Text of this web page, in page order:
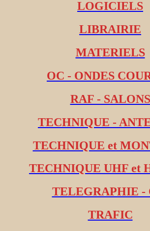
LOGICIELS
LIBRAIRIE
MATERIELS
OC - ONDES
RAF - SALONS
TECHNIQUE -
TECHNIQUE et
TECHNIQUE UHF et
TELEGRAPHIE -
TRAFIC